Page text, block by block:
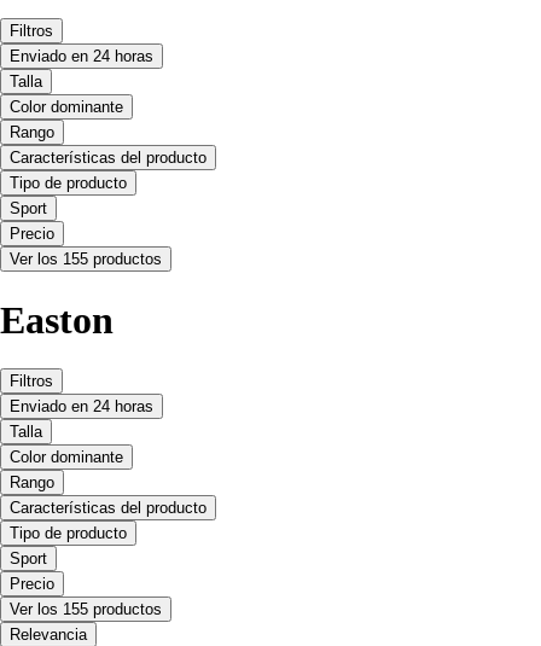
Filtros
Enviado en 24 horas
Talla
Color dominante
Rango
Características del producto
Tipo de producto
Sport
Precio
Ver los 155 productos
Easton
Filtros
Enviado en 24 horas
Talla
Color dominante
Rango
Características del producto
Tipo de producto
Sport
Precio
Ver los 155 productos
Relevancia